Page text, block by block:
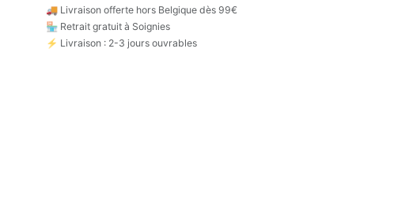
🚚 Livraison offerte hors Belgique dès 99€
🏪 Retrait gratuit à Soignies
⚡ Livraison : 2-3 jours ouvrables